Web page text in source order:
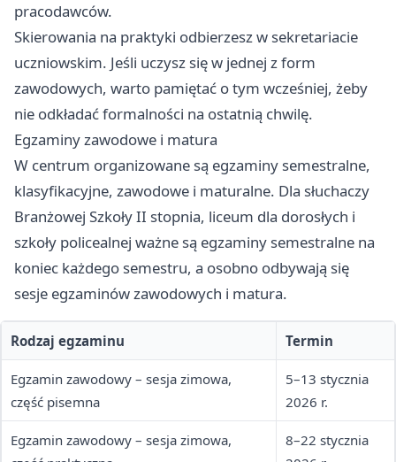
pracodawców.
Skierowania na praktyki odbierzesz w sekretariacie
uczniowskim. Jeśli uczysz się w jednej z form
zawodowych, warto pamiętać o tym wcześniej, żeby
nie odkładać formalności na ostatnią chwilę.
Egzaminy zawodowe i matura
W centrum organizowane są egzaminy semestralne,
klasyfikacyjne, zawodowe i maturalne. Dla słuchaczy
Branżowej Szkoły II stopnia, liceum dla dorosłych i
szkoły policealnej ważne są egzaminy semestralne na
koniec każdego semestru, a osobno odbywają się
sesje egzaminów zawodowych i matura.
Rodzaj egzaminu Termin
Egzamin zawodowy – sesja zimowa,
część pisemna
5–13 stycznia
2026 r.
Egzamin zawodowy – sesja zimowa,
8–22 stycznia